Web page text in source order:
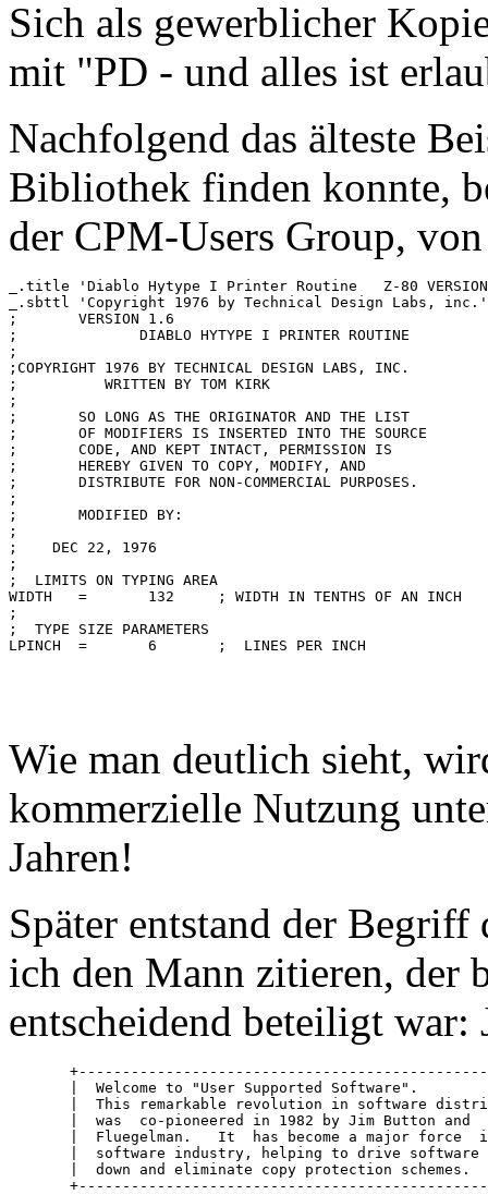
Sich als gewerblicher
mit "PD - und alles ist
Nachfolgend das älteste
Bibliothek finden konnte,
der CPM-Users Group,
_.title 'Diablo Hytype I Printer Routine   Z-80
_.sbttl 'Copyright 1976 by Technical Design Labs, inc.'
;	VERSION 1.6
;	       DIABLO HYTYPE I PRINTER ROUTINE
;
;COPYRIGHT 1976 BY TECHNICAL DESIGN LABS, INC.
;	   WRITTEN BY TOM KIRK
;
;	SO LONG AS THE ORIGINATOR AND THE LIST
;	OF MODIFIERS IS INSERTED INTO THE SOURCE
;	CODE, AND KEPT INTACT, PERMISSION IS
;	HEREBY GIVEN TO COPY, MODIFY, AND
;	DISTRIBUTE FOR NON-COMMERCIAL PURPOSES.
;
;	MODIFIED BY:
;
;    DEC 22, 1976
;
;  LIMITS ON TYPING AREA
WIDTH	=	132	; WIDTH IN TENTHS OF AN INCH
;
;  TYPE SIZE PARAMETERS
Wie man deutlich sieht,
kommerzielle Nutzung
Jahren!
Später entstand der
ich den Mann zitieren, der
entscheidend beteiligt war:
|  Welcome to "User Supported Software".
|  This remarkable revolution in software
|  was  co-pioneered in 1982 by Jim Button and
|  Fluegelman.   It  has become a major force
|  software industry, helping to drive software
|  down and eliminate copy protection schemes.